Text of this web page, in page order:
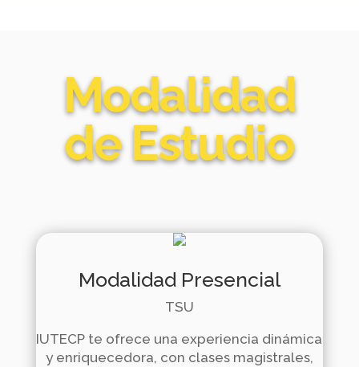
Modalidad
de Estudio
Modalidad Presencial
TSU
IUTECP te ofrece una experiencia dinámica
y enriquecedora, con clases magistrales,